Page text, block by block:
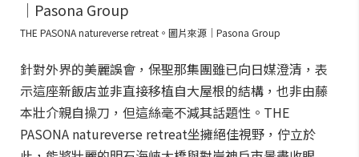
THE PASONA natureverse retreat。圖片來源｜Pasona Group
針對外界的美麗誤會，保聖那集團雖已向日媒澄清，表
示這座新飯店並非直接移植自大屋根的結構，也非由藤
本壯介親自操刀，但這絲毫不減其話題性。THE
PASONA natureverse retreat坐擁絕佳視野，佇立於